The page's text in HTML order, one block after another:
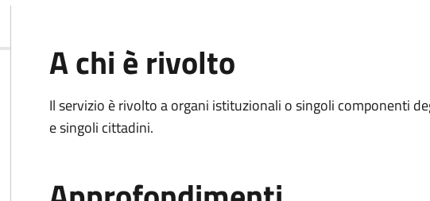
A chi è rivolto
Il servizio è rivolto a organi istituzionali o singoli componenti
e singoli cittadini.